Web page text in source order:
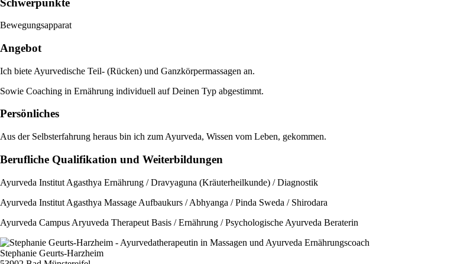
Bewegungsapparat
Angebot
Ich biete Ayurvedische Teil- (Rücken) und Ganzkörpermassagen an.
Sowie Coaching in Ernährung individuell auf Deinen Typ abgestimmt.
Persönliches
Aus der Selbsterfahrung heraus bin ich zum Ayurveda, Wissen vom Leben, gekommen.
Berufliche Qualifikation und Weiterbildungen
Ayurveda Institut Agasthya Ernährung / Dravyaguna (Kräuterheilkunde) / Diagnostik
Ayurveda Institut Agasthya Massage Aufbaukurs / Abhyanga / Pinda Sweda / Shirodara
Ayurveda Campus Aryuveda Therapeut Basis / Ernährung / Psychologische Ayurveda Beraterin
Stephanie Geurts-Harzheim